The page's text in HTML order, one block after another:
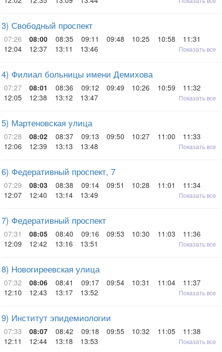
3) Свободный проспект
07:26 08:00 08:35 09:11 09:48 10:25 10:58
11:31
12:04
12:37 13:11 13:46 Показать все
4) Филиал больницы имени Демихова
07:27 08:01 08:36 09:12 09:49 10:26 10:59
11:32
12:05
12:38 13:12 13:47 Показать все
5) Мартеновская улица
07:28 08:02 08:37 09:13 09:50 10:27 11:00
11:33
12:06
12:39 13:13 13:48 Показать все
6) Федеративный проспект, 7
07:29 08:03 08:38 09:14 09:51 10:28 11:01
11:34
12:07
12:40 13:14 13:49 Показать все
7) Федеративный проспект
07:31 08:05 08:40 09:16 09:53 10:30 11:03
11:36
12:09
12:42 13:16 13:51 Показать все
8) Новогиреевская улица
07:32 08:06 08:41 09:17 09:54 10:31 11:04
11:37
12:10
12:43 13:17 13:52 Показать все
9) Институт эпидемиологии
07:33 08:07 08:42 09:18 09:55 10:32 11:05
11:38
12:11
12:44 13:18 13:53 Показать все